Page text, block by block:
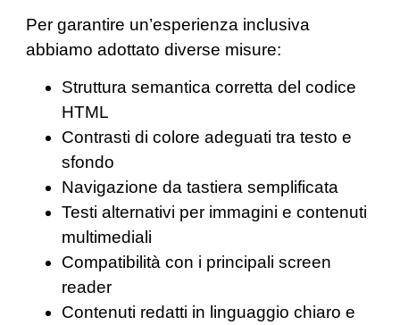
Per garantire un’esperienza inclusiva
abbiamo adottato diverse misure:
Struttura semantica corretta del codice
HTML
Contrasti di colore adeguati tra testo e
sfondo
Navigazione da tastiera semplificata
Testi alternativi per immagini e contenuti
multimediali
Compatibilità con i principali screen
reader
Contenuti redatti in linguaggio chiaro e